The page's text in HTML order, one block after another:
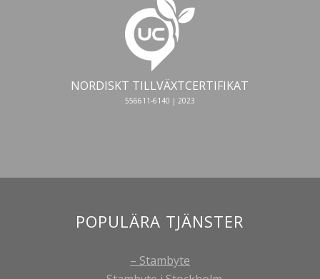
NORDISKT TILLVÄXTCERTIFIKAT
556611-6140 | 2023
POPULÄRA TJÄNSTER
– Stambyte